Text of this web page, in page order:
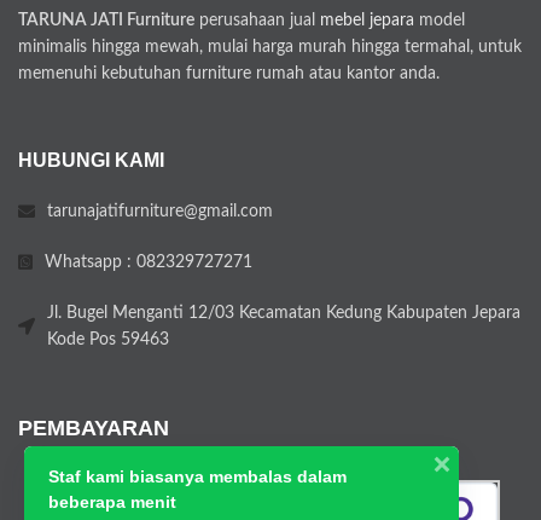
TARUNA JATI Furniture perusahaan jual mebel jepara model
minimalis hingga mewah, mulai harga murah hingga termahal, untuk
memenuhi kebutuhan furniture rumah atau kantor anda.
HUBUNGI KAMI
tarunajatifurniture@gmail.com
Whatsapp : 082329727271
Jl. Bugel Menganti 12/03 Kecamatan Kedung Kabupaten Jepara
Kode Pos 59463
PEMBAYARAN
Staf kami biasanya membalas dalam
beberapa menit